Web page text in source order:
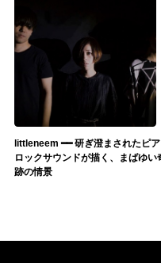
littleneem ━━ 研ぎ澄まされたピア
ロックサウンドが描く、まばゆい
跡の情景